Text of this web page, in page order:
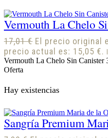
Vermouth La Chelo
17,01€ El precio original
precio actual es: 15,05 €.
Vermouth La Chelo Sin Canister
Oferta
Hay existencias
Sangría Premium